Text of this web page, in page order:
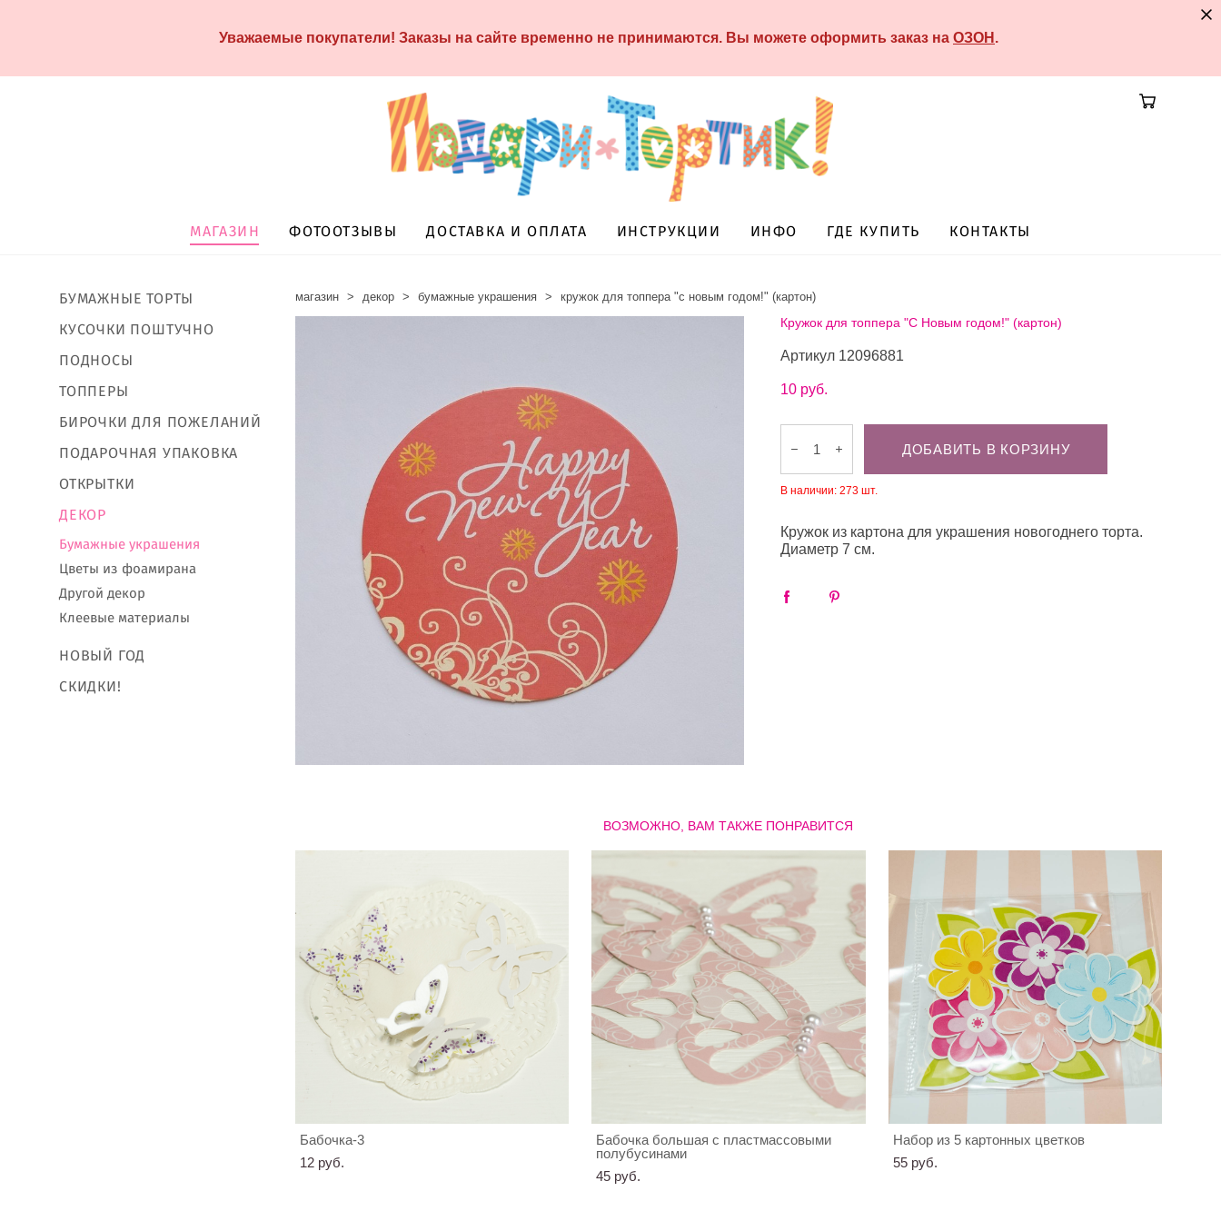
Уважаемые покупатели! Заказы на сайте временно не принимаются. Вы можете оформить заказ на ОЗОН .
МАГАЗИН ФОТООТЗЫВЫ ДОСТАВКА И ОПЛАТА ИНСТРУКЦИИ ИНФО ГДЕ КУПИТЬ КОНТАКТЫ
БУМАЖНЫЕ ТОРТЫ
КУСОЧКИ ПОШТУЧНО
ПОДНОСЫ
ТОППЕРЫ
БИРОЧКИ ДЛЯ ПОЖЕЛАНИЙ
ПОДАРОЧНАЯ УПАКОВКА
ОТКРЫТКИ
ДЕКОР
Бумажные украшения
Цветы из фоамирана
Другой декор
Клеевые материалы
НОВЫЙ ГОД
СКИДКИ!
магазин > декор > бумажные украшения > кружок для топпера "с новым годом!" (картон)
Кружок для топпера "С Новым годом!" (картон)
Артикул 12096881
10 pуб.
В наличии:273 шт.
ДОБАВИТЬ В КОРЗИНУ
Кружок из картона для украшения новогоднего торта.
Диаметр 7 см.
ВОЗМОЖНО, ВАМ ТАКЖЕ ПОНРАВИТСЯ
Бабочка-3
12 pуб.
Бабочка большая с пластмассовыми
полубусинами
45 pуб.
Набор из 5 картонных цветков
55 pуб.